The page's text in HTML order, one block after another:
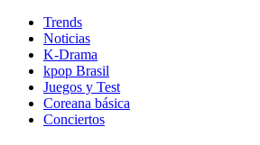
Trends
Noticias
K-Drama
kpop Brasil
Juegos y Test
Coreana básica
Conciertos